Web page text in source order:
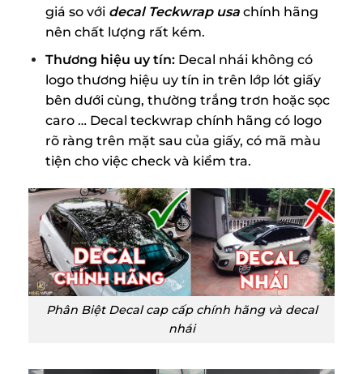
giá so với decal Teckwrap usachính hãng
nên chất lượng rất kém.
Thương hiệu uy tín: Decal nhái không có
logo thương hiệu uy tín in trên lớp lót giấy
bên dưới cùng, thường trắng trơn hoặc sọc
caro … Decal teckwrap chính hãng có logo
rõ ràng trên mặt sau của giấy, có mã màu
tiện cho việc check và kiểm tra.
Phân Biệt Decal cap cấp chính hãng và decal
nhái